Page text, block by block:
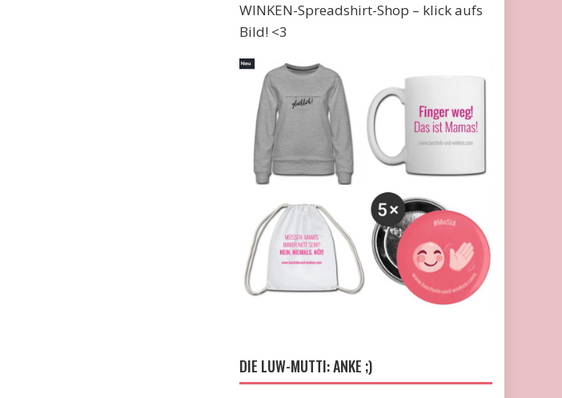
WINKEN-Spreadshirt-Shop – klick aufs
Bild! <3
DIE LUW-MUTTI: ANKE ;)